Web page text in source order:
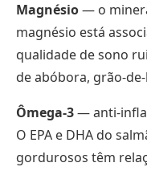
Magnésio— o
magnésio está
qualidade de sono
de abóbora, grão-
Ômega-3— anti-
O EPA e DHA do
gordurosos têm